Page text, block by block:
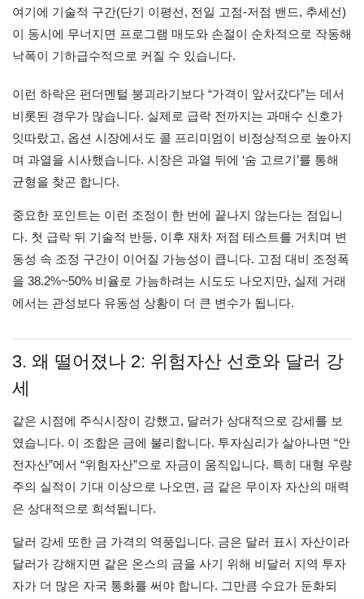
여기에 기술적 구간(단기 이평선, 전일 고점-저점 밴드, 추세선)
이 동시에 무너지면 프로그램 매도와 손절이 순차적으로 작동해
낙폭이 기하급수적으로 커질 수 있습니다.
이런 하락은 펀더멘털 붕괴라기보다 “가격이 앞서갔다”는 데서
비롯된 경우가 많습니다. 실제로 급락 전까지는 과매수 신호가
잇따랐고, 옵션 시장에서도 콜 프리미엄이 비정상적으로 높아지
며 과열을 시사했습니다. 시장은 과열 뒤에 ‘숨 고르기’를 통해
균형을 찾곤 합니다.
중요한 포인트는 이런 조정이 한 번에 끝나지 않는다는 점입니
다. 첫 급락 뒤 기술적 반등, 이후 재차 저점 테스트를 거치며 변
동성 속 조정 구간이 이어질 가능성이 큽니다. 고점 대비 조정폭
을 38.2%~50% 비율로 가늠하려는 시도도 나오지만, 실제 거래
에서는 관성보다 유동성 상황이 더 큰 변수가 됩니다.
3. 왜 떨어졌나 2: 위험자산 선호와 달러 강
세
같은 시점에 주식시장이 강했고, 달러가 상대적으로 강세를 보
였습니다. 이 조합은 금에 불리합니다. 투자심리가 살아나면 “안
전자산”에서 “위험자산”으로 자금이 움직입니다. 특히 대형 우량
주의 실적이 기대 이상으로 나오면, 금 같은 무이자 자산의 매력
은 상대적으로 희석됩니다.
달러 강세 또한 금 가격의 역풍입니다. 금은 달러 표시 자산이라
달러가 강해지면 같은 온스의 금을 사기 위해 비달러 지역 투자
자가 더 많은 자국 통화를 써야 합니다. 그만큼 수요가 둔화되